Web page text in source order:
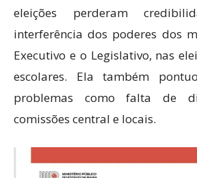
eleições perderam
interferência dos poderes dos
Executivo e o Legislativo, nas
escolares. Ela também
problemas como falta de
comissões central e locais.